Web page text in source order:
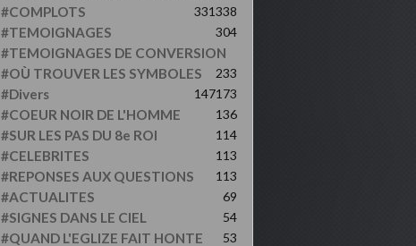
338
#COMPLOTS 331
#TEMOIGNAGES 304
#TEMOIGNAGES DE CONVERSION
233
#OÙ TROUVER LES SYMBOLES
173
#Divers 147
#COEUR NOIR DE L'HOMME 136
#SUR LES PAS DU 8e ROI 114
#CELEBRITES 113
#REPONSES AUX QUESTIONS 113
#ACTUALITES 69
#SIGNES DANS LE CIEL 54
#QUAND L'EGLIZE FAIT HONTE 53